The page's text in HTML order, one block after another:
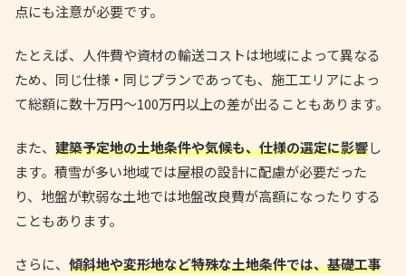
点にも注意が必要です。
たとえば、人件費や資材の輸送コストは地域によって異なる
ため、同じ仕様・同じプランであっても、施工エリアによっ
て総額に数十万円〜100万円以上の差が出ることもあります。
また、 建築予定地の土地条件や気候も、仕様の選定に影響し
ます。積雪が多い地域では屋根の設計に配慮が必要だった
り、地盤が軟弱な土地では地盤改良費が高額になったりする
こともあります。
さらに、 傾斜地や変形地など特殊な土地条件では、基礎工事